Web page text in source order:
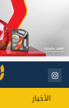
الأخبار